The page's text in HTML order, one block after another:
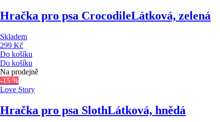
Hračka pro psa CrocodileLátková, zelená
Skladem
299 Kč
Do košíku
Do košíku
Na prodejně
-15 %
Love Story
Hračka pro psa SlothLátková, hnědá